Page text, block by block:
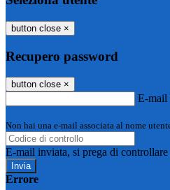
button close ×
Recupero password
button close ×
E-mail
Non hai una e-mail associata al nome
E-mail inviata, si prega di
Errore